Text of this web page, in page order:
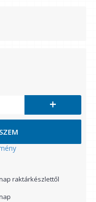
+
raktárkészlettől